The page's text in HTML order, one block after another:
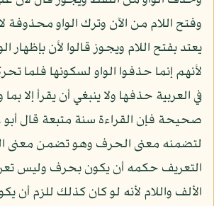
وفتح اللام من الآن وترك الواو محذوفة
يعتد بفتح اللام ويجوز قالوا لأن بإظهار
لأنهم إنما حذفوا الواو لسكونها فلما
في العربية حذفها ولا ينبغي أن يقرأ إلا
صحيحة فإن القراءة سنة متبعة قال أبو
لتضمنه معنى الحرف وهو تضمن معنى
التعريف حكمه أن يكون بحرف وليس
الألف واللام لأنه لو كان كذلك للزم أن